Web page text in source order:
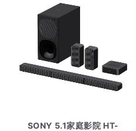
SONY 5.1家庭影院 HT-